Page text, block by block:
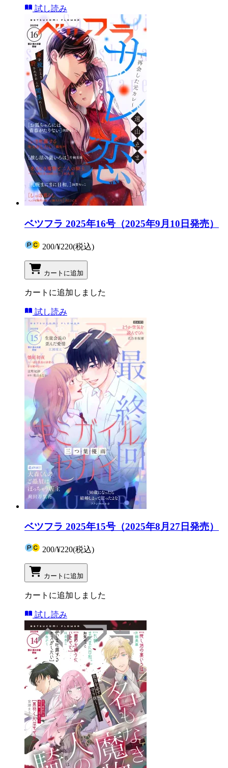
試し読み
ベツフラ 2025年16号（2025年9月10日発売）
200/¥220(税込)
カートに追加
カートに追加しました
試し読み
ベツフラ 2025年15号（2025年8月27日発売）
200/¥220(税込)
カートに追加
カートに追加しました
試し読み